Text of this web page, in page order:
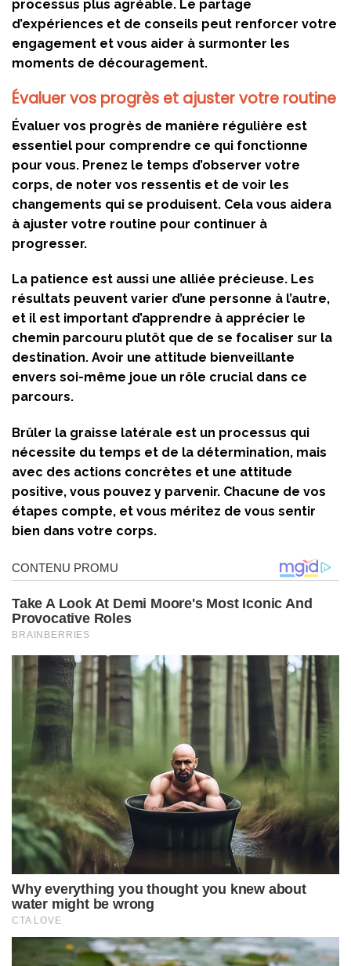
processus plus agréable. Le partage
d’expériences et de conseils peut renforcer votre
engagement et vous aider à surmonter les
moments de découragement.
Évaluer vos progrès et ajuster votre routine
Évaluer vos progrès de manière régulière est
essentiel pour comprendre ce qui fonctionne
pour vous. Prenez le temps d’observer votre
corps, de noter vos ressentis et de voir les
changements qui se produisent. Cela vous aidera
à ajuster votre routine pour continuer à
progresser.
La patience est aussi une alliée précieuse. Les
résultats peuvent varier d’une personne à l’autre,
et il est important d’apprendre à apprécier le
chemin parcouru plutôt que de se focaliser sur la
destination. Avoir une attitude bienveillante
envers soi-même joue un rôle crucial dans ce
parcours.
Brûler la graisse latérale est un processus qui
nécessite du temps et de la détermination, mais
avec des actions concrètes et une attitude
positive, vous pouvez y parvenir. Chacune de vos
étapes compte, et vous méritez de vous sentir
bien dans votre corps.